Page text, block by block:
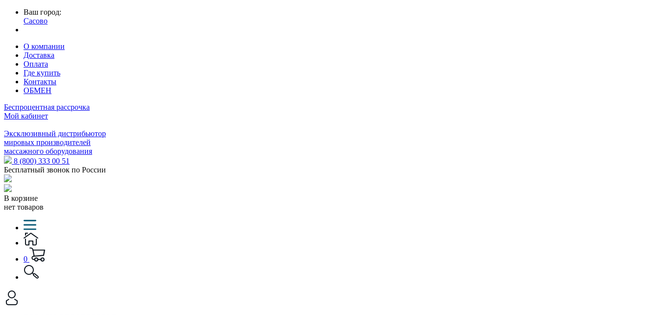
Ваш город:
Сасово
О компании
Доставка
Оплата
Где купить
Контакты
ОБМЕН
Беспроцентная рассрочка
Мой кабинет
Эксклюзивный дистрибьютор
мировых производителей
массажного оборудования
8 (800) 333 00 51
Бесплатный звонок по России
В корзине
нет товаров
0